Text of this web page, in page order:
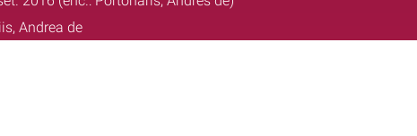
Andrea de